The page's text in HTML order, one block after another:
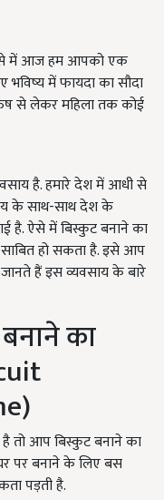
में आज हम आपको एक
में फायदा का सौदा
से लेकर महिला तक कोई
है. हमारे देश में आधी से
के साथ-साथ देश के
है. ऐसे में बिस्कुट बनाने का
हो सकता है. इसे आप
हैं इस व्यवसाय के बारे
का
तो आप बिस्कुट बनाने का
पर बनाने के लिए बस
पड़ती है.